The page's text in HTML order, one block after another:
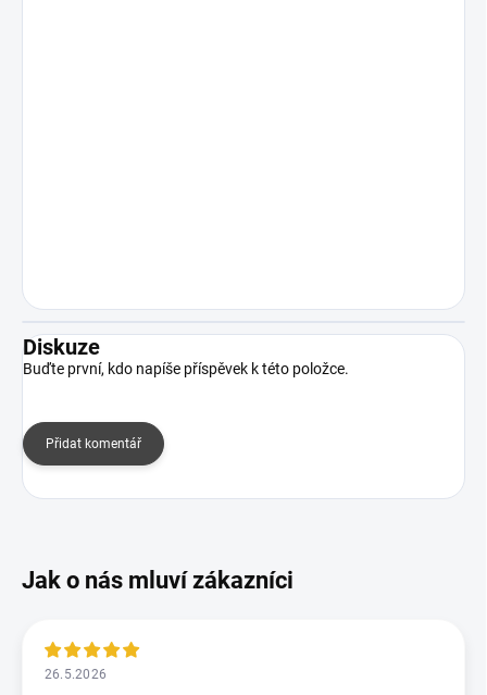
Diskuze
Buďte první, kdo napíše příspěvek k této položce.
Přidat komentář
26.5.2026